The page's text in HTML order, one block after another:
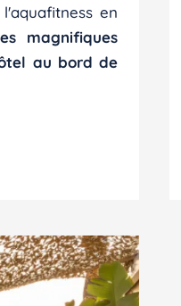
en
magnifiques
au bord de